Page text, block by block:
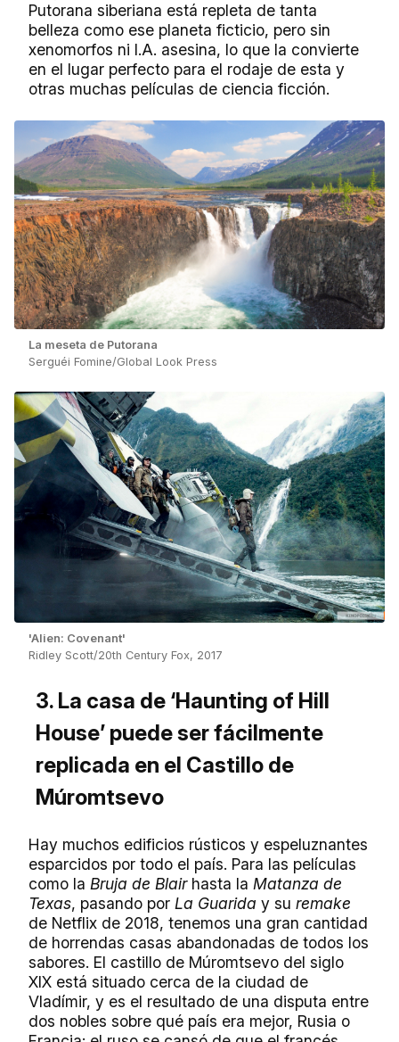
Putorana siberiana está repleta de tanta
belleza como ese planeta ficticio, pero sin
xenomorfos ni I.A. asesina, lo que la convierte
en el lugar perfecto para el rodaje de esta y
otras muchas películas de ciencia ficción.
La meseta de Putorana
Serguéi Fomine/Global Look Press
'Alien: Covenant'
Ridley Scott/20th Century Fox, 2017
3. La casa de ‘Haunting of Hill
House’ puede ser fácilmente
replicada en el Castillo de
Múromtsevo
Hay muchos edificios rústicos y espeluznantes
esparcidos por todo el país. Para las películas
como la Bruja de Blairhasta la Matanza de
Texas, pasando por La Guarida y su remake
de Netflix de 2018, tenemos una gran cantidad
de horrendas casas abandonadas de todos los
sabores. El castillo de Múromtsevo del siglo
XIX está situado cerca de la ciudad de
Vladímir, y es el resultado de una disputa entre
dos nobles sobre qué país era mejor, Rusia o